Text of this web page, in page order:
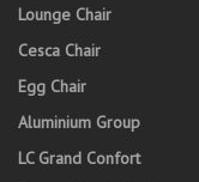
Lounge Chair
Cesca Chair
Egg Chair
Aluminium Group
LC Grand Confort